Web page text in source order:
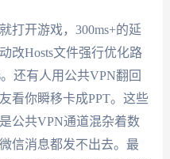
打开游戏，300ms+的延
改Hosts文件强行优化路
还有人用公共VPN翻回
看你瞬移卡成PPT。这些
公共VPN通道混杂着数
信消息都发不出去。最